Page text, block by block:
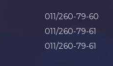
011/260-79-60
011/260-79-61
011/260-79-61